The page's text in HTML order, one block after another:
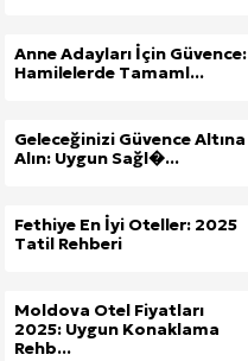
Anne Adayları İçin Güvence:
Hamilelerde Tamaml...
Geleceğinizi Güvence Altına
Alın: Uygun Sağl�...
Fethiye En İyi Oteller: 2025
Tatil Rehberi
Moldova Otel Fiyatları
2025: Uygun Konaklama
Rehb...